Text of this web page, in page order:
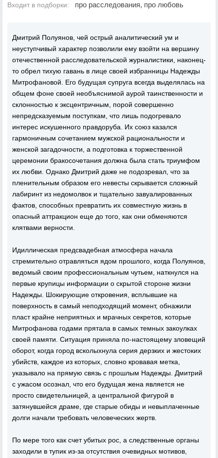
Входит в подборки: про расследования, про любовь
Дмитрий Полуянов, чей острый аналитический ум и
неуступчивый характер позволили ему взойти на вершину
отечественной расследовательской журналистики, наконец-
то обрел тихую гавань в лице своей избранницы Надежды
Митрофановой. Его будущая супруга всегда выделялась на
общем фоне своей необъяснимой аурой таинственности и
склонностью к эксцентричным, порой совершенно
непредсказуемым поступкам, что лишь подогревало
интерес искушенного правдоруба. Их союз казался
гармоничным сочетанием мужской рациональности и
женской загадочности, а подготовка к торжественной
церемонии бракосочетания должна была стать триумфом
их любви. Однако Дмитрий даже не подозревал, что за
пленительным образом его невесты скрывается сложный
лабиринт из недомолвок и тщательно завуалированных
фактов, способных превратить их совместную жизнь в
опасный аттракцион еще до того, как они обменяются
клятвами верности.
Идиллическая предсвадебная атмосфера начала
стремительно отравляться ядом прошлого, когда Полуянов,
ведомый своим профессиональным чутьем, наткнулся на
первые крупицы информации о скрытой стороне жизни
Надежды. Шокирующие откровения, всплывшие на
поверхность в самый неподходящий момент, обнажили
пласт крайне неприятных и мрачных секретов, которые
Митрофанова годами прятала в самых темных закоулках
своей памяти. Ситуация приняла по-настоящему зловещий
оборот, когда город всколыхнула серия дерзких и жестоких
убийств, каждое из которых, словно кровавая метка,
указывало на прямую связь с прошлым Надежды. Дмитрий
с ужасом осознал, что его будущая жена является не
просто свидетельницей, а центральной фигурой в
затянувшейся драме, где старые обиды и невыплаченные
долги начали требовать человеческих жертв.
По мере того как счет убитых рос, а следственные органы
заходили в тупик из-за отсутствия очевидных мотивов,